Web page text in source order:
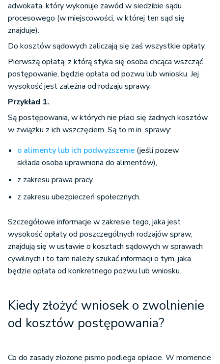
adwokata, który wykonuje zawód w siedzibie sądu
procesowego (w miejscowości, w której ten sąd się
znajduje).
Do kosztów sądowych zaliczają się zaś wszystkie opłaty.
Pierwszą opłatą, z którą styka się osoba chcąca wszcząć
postępowanie, będzie opłata od pozwu lub wniosku. Jej
wysokość jest zależna od rodzaju sprawy.
Przykład 1.
Są postępowania, w których nie płaci się żadnych kosztów
w związku z ich wszczęciem. Są to m.in. sprawy:
o alimenty lub ich podwyższenie (jeśli pozew
składa osoba uprawniona do alimentów),
z zakresu prawa pracy,
z zakresu ubezpieczeń społecznych.
Szczegółowe informacje w zakresie tego, jaka jest
wysokość opłaty od poszczególnych rodzajów spraw,
znajdują się w ustawie o kosztach sądowych w sprawach
cywilnych i to tam należy szukać informacji o tym, jaka
będzie opłata od konkretnego pozwu lub wniosku.
Kiedy złożyć wniosek o zwolnienie
od kosztów postępowania?
Co do zasady złożone pismo podlega opłacie. W momencie